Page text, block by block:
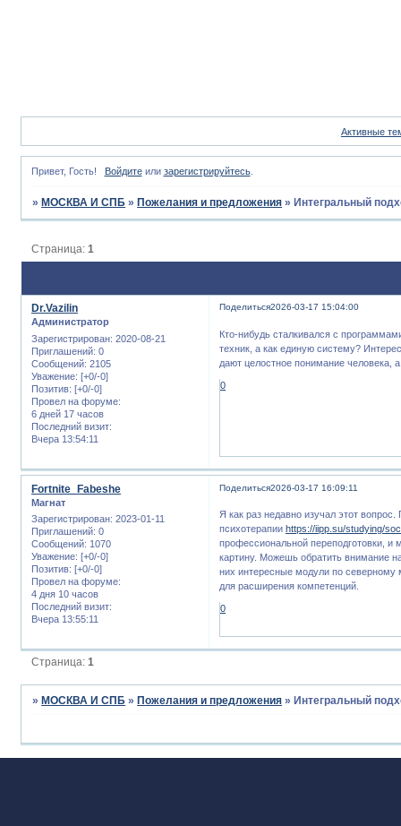
Активные
Привет, Гость! Войдитеили зарегистрируйтесь.
» МОСКВА И СПБ » Пожелания и предложения » Интегральный
Страница:1
Поделиться2026-03-17 15:04:00
Dr.Vazilin
Администратор
Зарегистрирован: 2020-08-21
Приглашений: 0
Сообщений: 2105
Уважение: [+0/-0]
Позитив: [+0/-0]
Провел на форуме:
6 дней 17 часов
Последний визит:
Вчера 13:54:11
Кто-нибудь сталкивался с
техник, а как единую систему?
дают целостное понимание человека,
0
Поделиться2026-03-17 16:09:11
Fortnite_Fabeshe
Магнат
Зарегистрирован: 2023-01-11
Приглашений: 0
Сообщений: 1070
Уважение: [+0/-0]
Позитив: [+0/-0]
Провел на форуме:
4 дня 10 часов
Последний визит:
Вчера 13:55:11
Я как раз недавно изучал этот
психотерапии https://iipp.su/studying/
профессиональной переподготовки,
картину. Можешь обратить внимание
них интересные модули по северному
для расширения компетенций.
0
Страница:1
»МОСКВА И СПБ »Пожелания и предложения »Интегральный